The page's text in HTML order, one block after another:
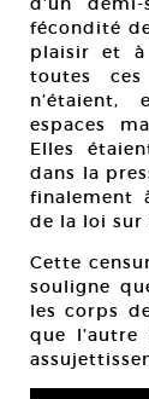
fécondité
plaisir et
toutes
n’étaient,
espaces
Elles
dans la
finalement
de la loi sur
Cette
souligne
les corps
que